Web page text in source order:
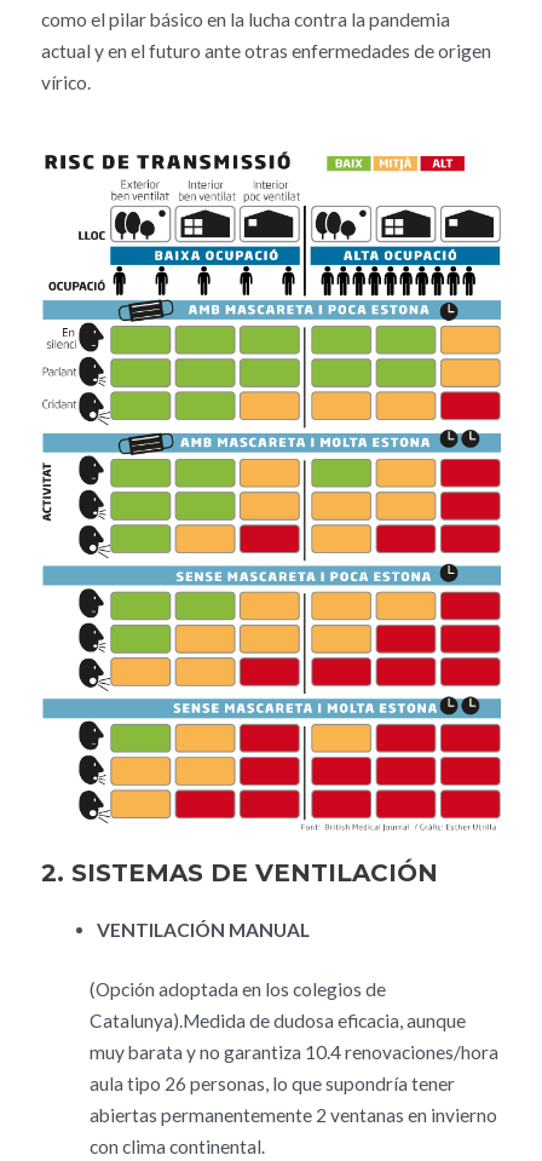
como el pilar básico en la lucha contra la pandemia
actual y en el futuro ante otras enfermedades de origen
vírico.
2. SISTEMAS DE VENTILACIÓN
VENTILACIÓN MANUAL
(Opción adoptada en los colegios de
Catalunya).Medida de dudosa eficacia, aunque
muy barata y no garantiza 10.4 renovaciones/hora
aula tipo 26 personas, lo que supondría tener
abiertas permanentemente 2 ventanas en invierno
con clima continental.